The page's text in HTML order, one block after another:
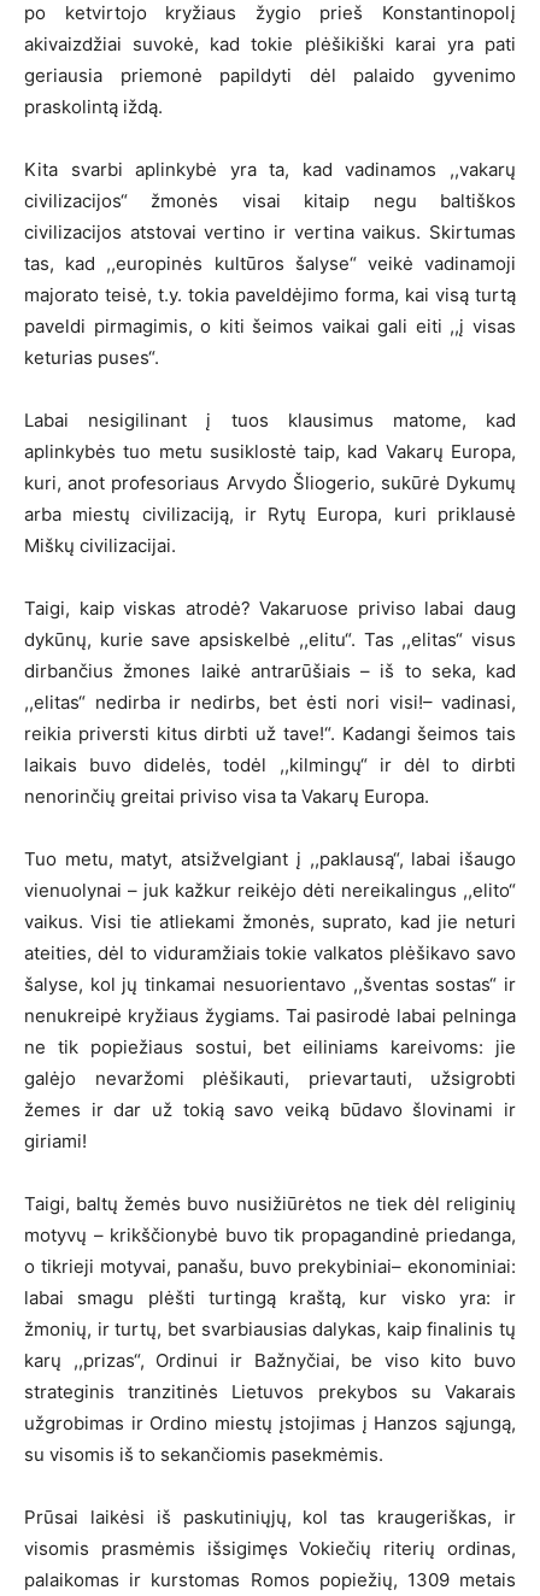
po ketvirtojo kryžiaus žygio prieš Konstantinopolį
akivaizdžiai suvokė, kad tokie plėšikiški karai yra pati
geriausia priemonė papildyti dėl palaido gyvenimo
praskolintą iždą.
Kita svarbi aplinkybė yra ta, kad vadinamos ,,vakarų
civilizacijos“ žmonės visai kitaip negu baltiškos
civilizacijos atstovai vertino ir vertina vaikus. Skirtumas
tas, kad ,,europinės kultūros šalyse“ veikė vadinamoji
majorato teisė, t.y. tokia paveldėjimo forma, kai visą turtą
paveldi pirmagimis, o kiti šeimos vaikai gali eiti ,,į visas
keturias puses“.
Labai nesigilinant į tuos klausimus matome, kad
aplinkybės tuo metu susiklostė taip, kad Vakarų Europa,
kuri, anot profesoriaus Arvydo Šliogerio, sukūrė Dykumų
arba miestų civilizaciją, ir Rytų Europa, kuri priklausė
Miškų civilizacijai.
Taigi, kaip viskas atrodė? Vakaruose priviso labai daug
dykūnų, kurie save apsiskelbė ,,elitu“. Tas ,,elitas“ visus
dirbančius žmones laikė antrarūšiais – iš to seka, kad
,,elitas“ nedirba ir nedirbs, bet ėsti nori visi!– vadinasi,
reikia priversti kitus dirbti už tave!“. Kadangi šeimos tais
laikais buvo didelės, todėl ,,kilmingų“ ir dėl to dirbti
nenorinčių greitai priviso visa ta Vakarų Europa.
Tuo metu, matyt, atsižvelgiant į ,,paklausą“, labai išaugo
vienuolynai – juk kažkur reikėjo dėti nereikalingus ,,elito“
vaikus. Visi tie atliekami žmonės, suprato, kad jie neturi
ateities, dėl to viduramžiais tokie valkatos plėšikavo savo
šalyse, kol jų tinkamai nesuorientavo ,,šventas sostas“ ir
nenukreipė kryžiaus žygiams. Tai pasirodė labai pelninga
ne tik popiežiaus sostui, bet eiliniams kareivoms: jie
galėjo nevaržomi plėšikauti, prievartauti, užsigrobti
žemes ir dar už tokią savo veiką būdavo šlovinami ir
giriami!
Taigi, baltų žemės buvo nusižiūrėtos ne tiek dėl religinių
motyvų – krikščionybė buvo tik propagandinė priedanga,
o tikrieji motyvai, panašu, buvo prekybiniai– ekonominiai:
labai smagu plėšti turtingą kraštą, kur visko yra: ir
žmonių, ir turtų, bet svarbiausias dalykas, kaip finalinis tų
karų ,,prizas“, Ordinui ir Bažnyčiai, be viso kito buvo
strateginis tranzitinės Lietuvos prekybos su Vakarais
užgrobimas ir Ordino miestų įstojimas į Hanzos sąjungą,
su visomis iš to sekančiomis pasekmėmis.
Prūsai laikėsi iš paskutiniųjų, kol tas kraugeriškas, ir
visomis prasmėmis išsigimęs Vokiečių riterių ordinas,
palaikomas ir kurstomas Romos popiežių, 1309 metais